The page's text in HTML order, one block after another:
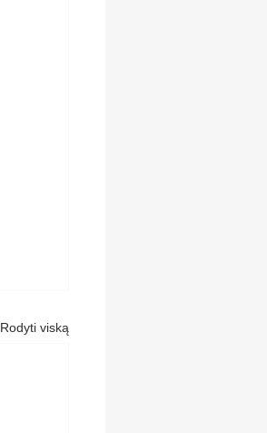
Rodyti viską